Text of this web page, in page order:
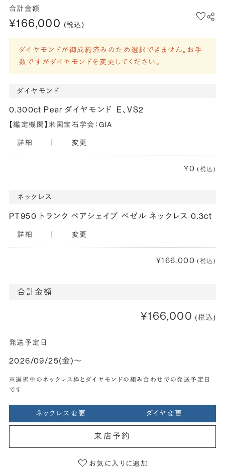
合計金額
¥166,000 (税込)
ダイヤモンドが御成約済みのため選択できません。お手
数ですがダイヤモンドを変更してください。
ダイヤモンド
0.300ct Pear ダイヤモンド E、VS2
【鑑定機関】米国宝石学会：GIA
詳細 変更
¥0 (税込)
ネックレス
PT950 トランク ペアシェイプ ベゼル ネックレス 0.3ct
詳細 変更
¥166,000 (税込)
合計金額
¥166,000 (税込)
発送予定日
2026/09/25(金)〜
※選択中のネックレス枠とダイヤモンドの組み合わせでの発送予定日
です
ネックレス変更 ダイヤ変更
来店予約
お気に入りに追加